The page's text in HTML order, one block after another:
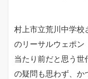
村上市立荒川中学校
のリーサルウェポン
当たり前だと思う世
の疑問も思わず、か